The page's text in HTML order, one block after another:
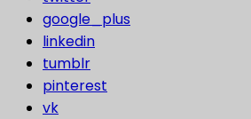
google_plus
linkedin
tumblr
pinterest
vk